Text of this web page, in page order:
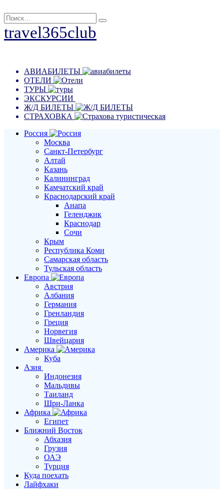
Перейти
к
содержанию
Search
for:
travel365club
АВИАБИЛЕТЫ
ОТЕЛИ
ТУРЫ
ЭКСКУРСИИ
Ж/Д БИЛЕТЫ
СТРАХОВКА
Россия
Москва
Санкт-Петербург
Алтай
Казань
Калининград
Камчатский край
Краснодарский край
Анапа
Геленджик
Краснодар
Сочи
Крым
Республика Коми
Самарская область
Тульская область
Европа
Австрия
Албания
Германия
Гренландия
Греция
Норвегия
Швейцария
Америка
Куба
Азия
Индонезия
Мальдивы
Таиланд
Шри-Ланка
Африка
Египет
Ближний Восток
Абхазия
Грузия
ОАЭ
Турция
Куда поехать
Лайфхаки